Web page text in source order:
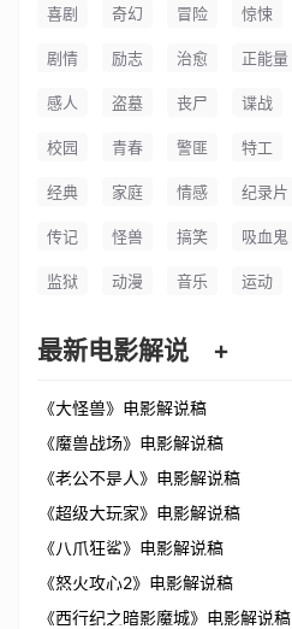
喜剧 奇幻 冒险 惊悚
剧情 励志 治愈 正能量
感人 盗墓 丧尸 谍战
校园 青春 警匪 特工
经典 家庭 情感 纪录片
传记 怪兽 搞笑 吸血鬼
监狱 动漫 音乐 运动
最新电影解说 +
《大怪兽》电影解说稿
《魔兽战场》电影解说稿
《老公不是人》电影解说稿
《超级大玩家》电影解说稿
《八爪狂鲨》电影解说稿
《怒火攻心2》电影解说稿
《西行纪之暗影魔城》电影解说稿